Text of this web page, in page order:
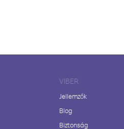
VIBER
Jellemzők
Blog
Biztonság